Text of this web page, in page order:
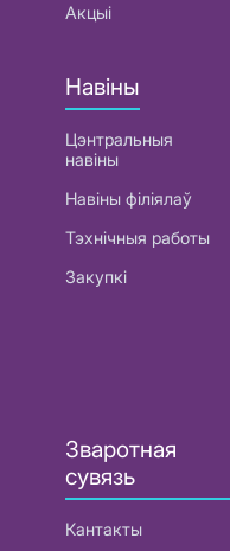
Акцыі
Навіны
Цэнтральныя
навіны
Навіны філіялаў
Тэхнічныя работы
Закупкі
Зваротная
сувязь
Кантакты